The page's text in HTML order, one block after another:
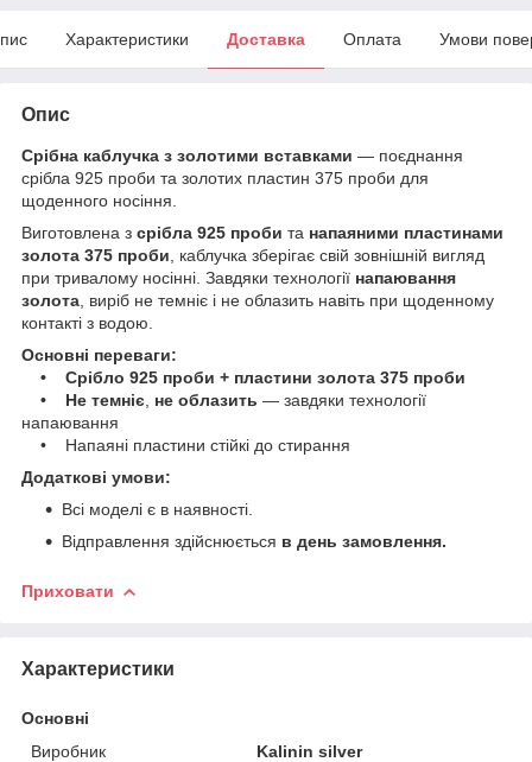
Характеристики Доставка Оплата Умови
Опис
Срібна каблучка з золотими вставками — поєднання
срібла 925 проби та золотих пластин 375 проби для
щоденного носіння.
Виготовлена з срібла 925 проби та напаяними пластинами
золота 375 проби , каблучка зберігає свій зовнішній вигляд
при тривалому носінні. Завдяки технології напаювання
золота , виріб не темніє і не облазить навіть при щоденному
контакті з водою.
Основні переваги:
• Срібло 925 проби + пластини золота 375 проби
• Не темніє не облазить — завдяки технології
напаювання
• Напаяні пластини стійкі до стирання
Додаткові умови:
Всі моделі є в наявності.
Відправлення здійснюється в день замовлення.
Приховати
Характеристики
Основні
Виробник
Kalinin silver